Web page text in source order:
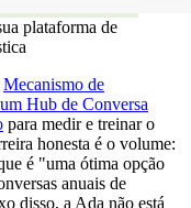
plataforma de
Mecanismo de
Hub de Conversa
para medir e treinar o
honesta é o volume:
é "uma ótima opção
anuais de
disso, a Ada não está